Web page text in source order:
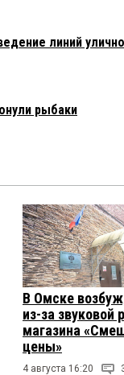
линий
рыбаки
В Омске
из-за звуковой
магазина
цены»
4 августа 16:20